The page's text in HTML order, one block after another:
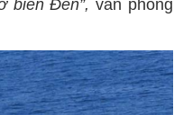
biển Đen”, văn phòng